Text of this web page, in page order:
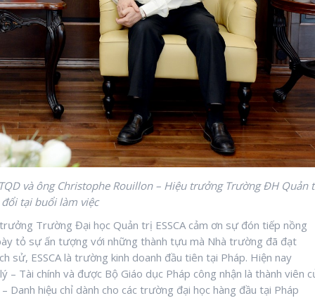
và ông Christophe Rouillon – Hiệu trưởng Trường ĐH Quản
đổi tại buổi làm việc
Trường Đại học Quản trị ESSCA cảm ơn sự đón tiếp nồng
tỏ sự ấn tượng với những thành tựu mà Nhà trường đã đạt
sử, ESSCA là trường kinh doanh đầu tiên tại Pháp. Hiện nay
Tài chính và được Bộ Giáo dục Pháp công nhận là thành viên
hiệu chỉ dành cho các trường đại học hàng đầu tại Pháp